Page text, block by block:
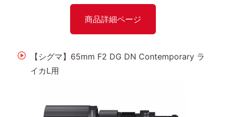
商品詳細ページ
【シグマ】65mm F2 DG DN Contemporary ラ
イカL用